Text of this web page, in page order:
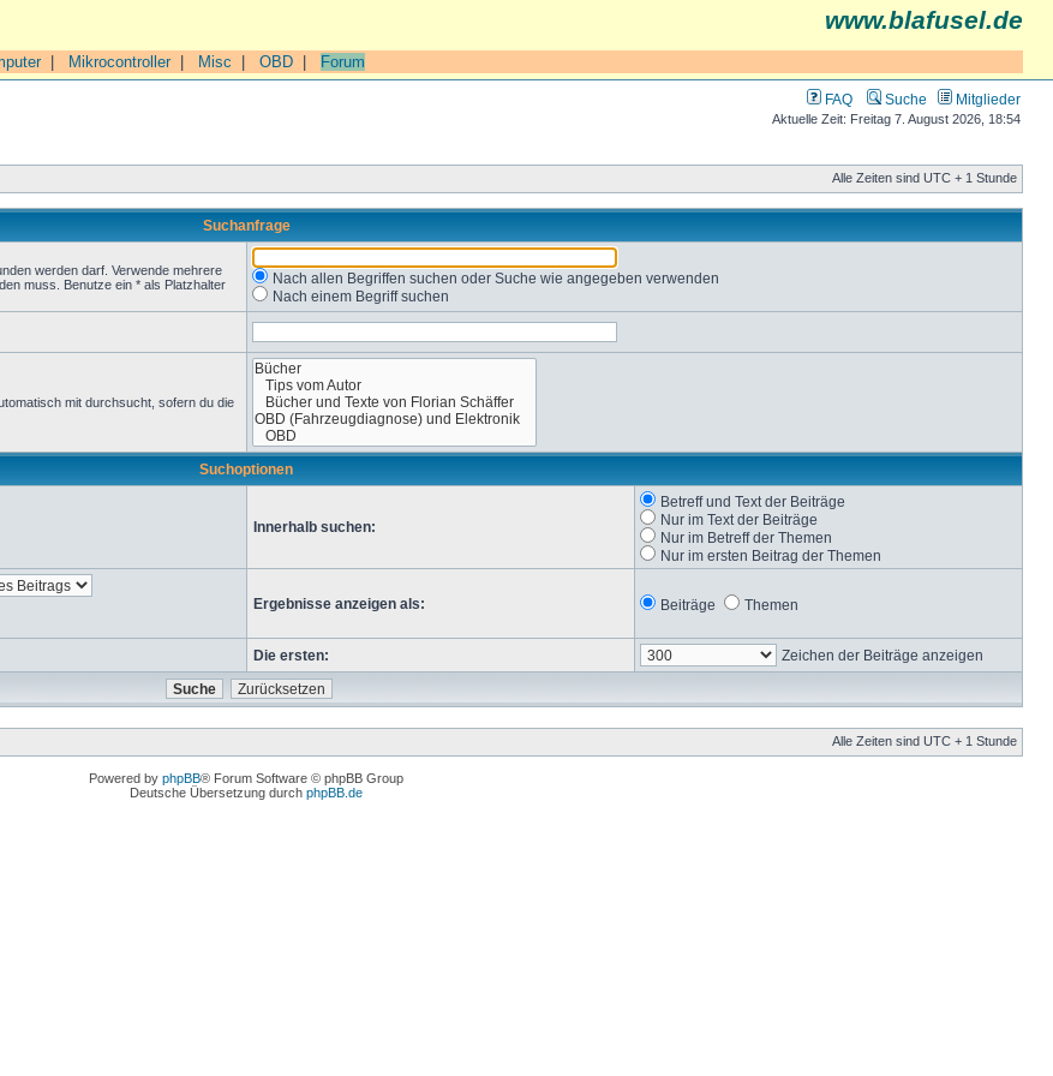
www.blafusel.de
| Mikrocontroller| Misc OBD Forum
FAQ Suche Mitglieder
Aktuelle Zeit: Freitag 7. August 2026, 18:54
Alle Zeiten sind UTC + 1 Stunde
Suchanfrage
werden darf. Verwende mehrere
muss. Benutze ein * als Platzhalter
Nach allen Begriffen suchen oder Suche wie angegeben verwenden
Nach einem Begriff suchen
mit durchsucht, sofern du die
Suchoptionen
Innerhalb suchen:
Betreff und Text der Beiträge
Nur im Text der Beiträge
Nur im Betreff der Themen
Nur im ersten Beitrag der Themen
Ergebnisse anzeigen als: Beiträge Themen
Die ersten: Zeichen der Beiträge anzeigen
Alle Zeiten sind UTC + 1 Stunde
Powered by phpBB® Forum Software © phpBB Group
Deutsche Übersetzung durch phpBB.de